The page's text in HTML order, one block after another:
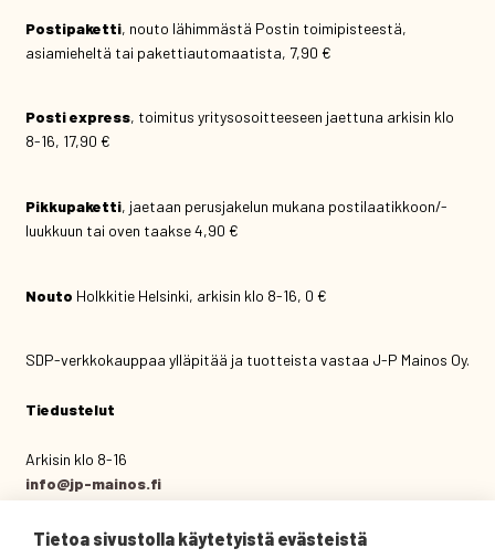
Postipaketti, nouto lähimmästä Postin toimipisteestä,
asiamieheltä tai pakettiautomaatista, 7,90 €
Posti express, toimitus yritysosoitteeseen jaettuna arkisin klo
8-16, 17,90 €
Pikkupaketti, jaetaan perusjakelun mukana postilaatikkoon/-
luukkuun tai oven taakse 4,90 €
Nouto Holkkitie Helsinki, arkisin klo 8-16, 0 €
SDP-verkkokauppaa ylläpitää ja tuotteista vastaa J-P Mainos Oy.
Tiedustelut
Arkisin klo 8-16
info@jp-mainos.fi
Tietoa sivustolla käytetyistä evästeistä